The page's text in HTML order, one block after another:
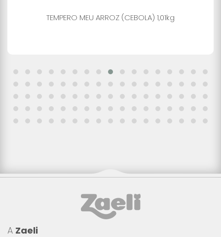
TEMPERO MEU ARROZ (CEBOLA) 1,01kg
A Zaeli